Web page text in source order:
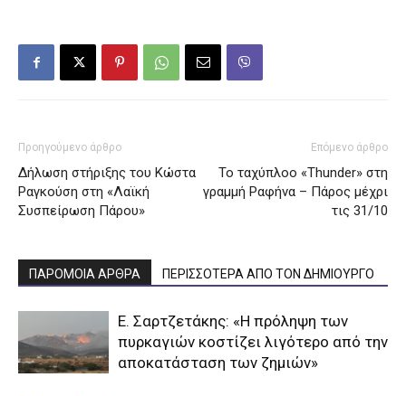
Προηγούμενο άρθρο
Δήλωση στήριξης του Κώστα
Ραγκούση στη «Λαϊκή
Συσπείρωση Πάρου»
Επόμενο άρθρο
Το ταχύπλοο «Thunder» στη
γραμμή Ραφήνα – Πάρος μέχρι
τις 31/10
ΠΑΡΟΜΟΙΑ ΑΡΘΡΑ ΠΕΡΙΣΣΟΤΕΡΑ ΑΠΟ ΤΟΝ ΔΗΜΙΟΥΡΓΟ
Ε. Σαρτζετάκης: «Η πρόληψη των
πυρκαγιών κοστίζει λιγότερο από την
αποκατάσταση των ζημιών»